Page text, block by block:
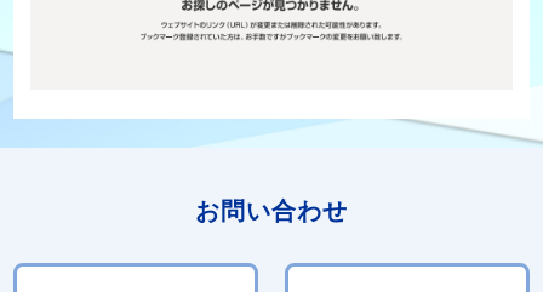
お問い合わせ